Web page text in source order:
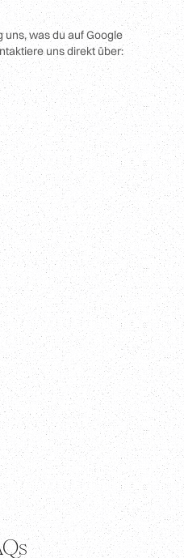
uns, was du auf Google
uns direkt über: